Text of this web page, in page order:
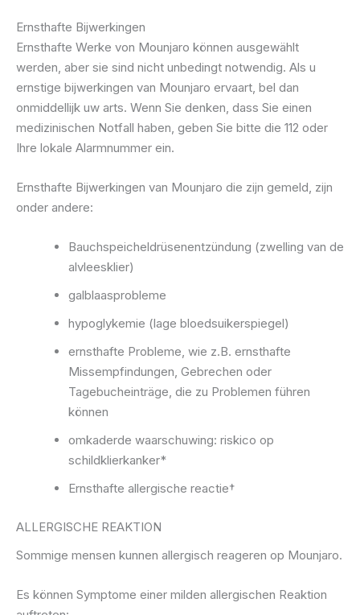
Ernsthafte Bijwerkingen
Ernsthafte Werke von Mounjaro können ausgewählt
werden, aber sie sind nicht unbedingt notwendig. Als u
ernstige bijwerkingen van Mounjaro ervaart, bel dan
onmiddellijk uw arts. Wenn Sie denken, dass Sie einen
medizinischen Notfall haben, geben Sie bitte die 112 oder
Ihre lokale Alarmnummer ein.
Ernsthafte Bijwerkingen van Mounjaro die zijn gemeld, zijn
onder andere:
Bauchspeicheldrüsenentzündung (zwelling van de
alvleesklier)
galblaasprobleme
hypoglykemie (lage bloedsuikerspiegel)
ernsthafte Probleme, wie z.B. ernsthafte
Missempfindungen, Gebrechen oder
Tagebucheinträge, die zu Problemen führen
können
omkaderde waarschuwing: riskico op
schildklierkanker*
Ernsthafte allergische reactie†
ALLERGISCHE REAKTION
Sommige mensen kunnen allergisch reageren op Mounjaro.
Es können Symptome einer milden allergischen Reaktion